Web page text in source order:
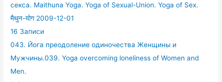
секса. Maithuna Yoga. Yoga of Sexual-Union. Yoga of Sex.
मैथुन-योग 2009-12-01
16 Записи
043. Йога преодоление одиночества Женщины и
Мужчины.039. Yoga overcoming loneliness of Women and
Men.